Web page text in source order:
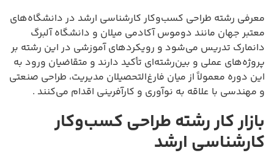
معرفی رشته طراحی کسب‌وکار کارشناسی ارشد در دانشگاه‌های
معتبر جهان مانند دوموس آکادمی میلان و دانشگاه آلبرگ
دانمارک تدریس می‌شود و رویکردهای آموزشی در این رشته بر
پروژه‌های عملی و بین‌رشته‌ای تأکید دارند و متقاضیان ورود به
این دوره معمولاً از میان فارغ‌التحصیلان مدیریت، طراحی صنعتی
و مهندسی با علاقه به نوآوری و کارآفرینی اقدام می‌کنند .
بازار کار رشته طراحی کسب‌وکار
کارشناسی ارشد